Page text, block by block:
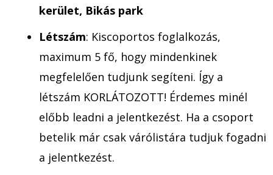
kerület, Bikás park
Létszám: Kiscoportos foglalkozás,
maximum 5 fő, hogy mindenkinek
megfelelően tudjunk segíteni. Így a
létszám KORLÁTOZOTT! Érdemes minél
előbb leadni a jelentkezést. Ha a csoport
betelik már csak várólistára tudjuk fogadni
a jelentkezést.